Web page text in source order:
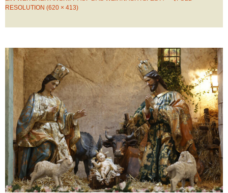
RESOLUTION (620 × 413)